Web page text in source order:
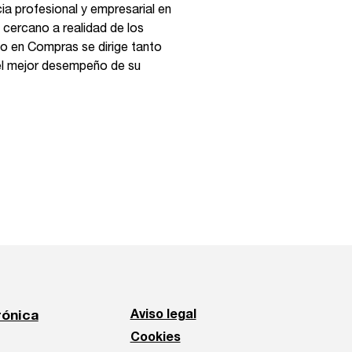
profesional y empresarial en
a realidad de los
en Compras se dirige tanto
mejor desempeño de su
Aviso legal
Cookies